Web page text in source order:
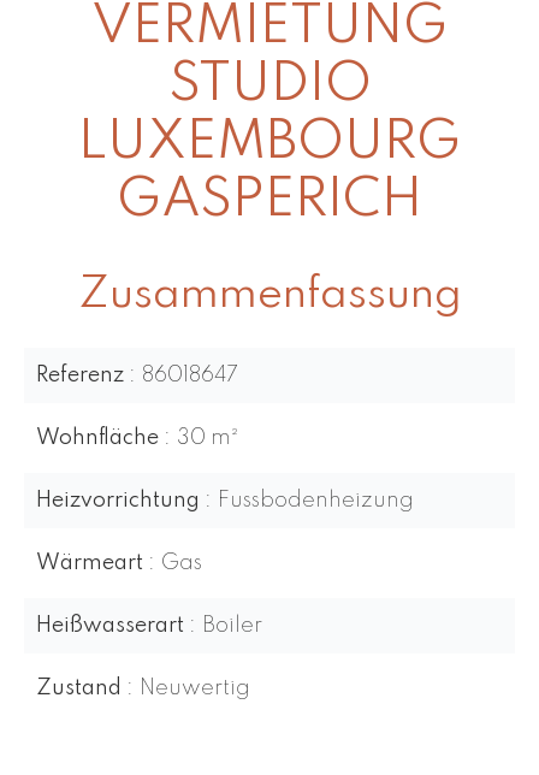
VERMIETUNG
STUDIO
LUXEMBOURG
GASPERICH
Zusammenfassung
Referenz 86018647
Wohnfläche 30 m²
Heizvorrichtung Fussbodenheizung
Wärmeart Gas
Heißwasserart Boiler
Zustand Neuwertig